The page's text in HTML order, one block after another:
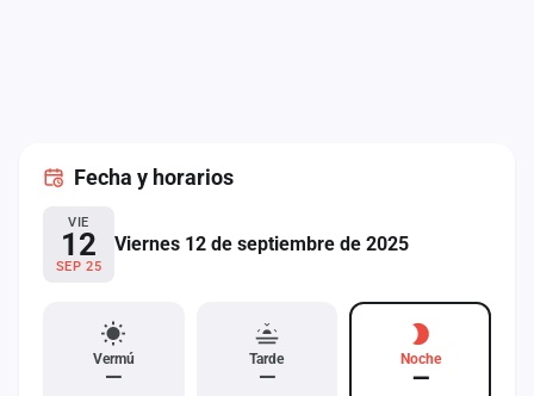
Fecha y horarios
VIE
12
SEP 25
Viernes 12 de septiembre de 2025
Vermú
—
Tarde
—
Noche
—
Administración
Contacto